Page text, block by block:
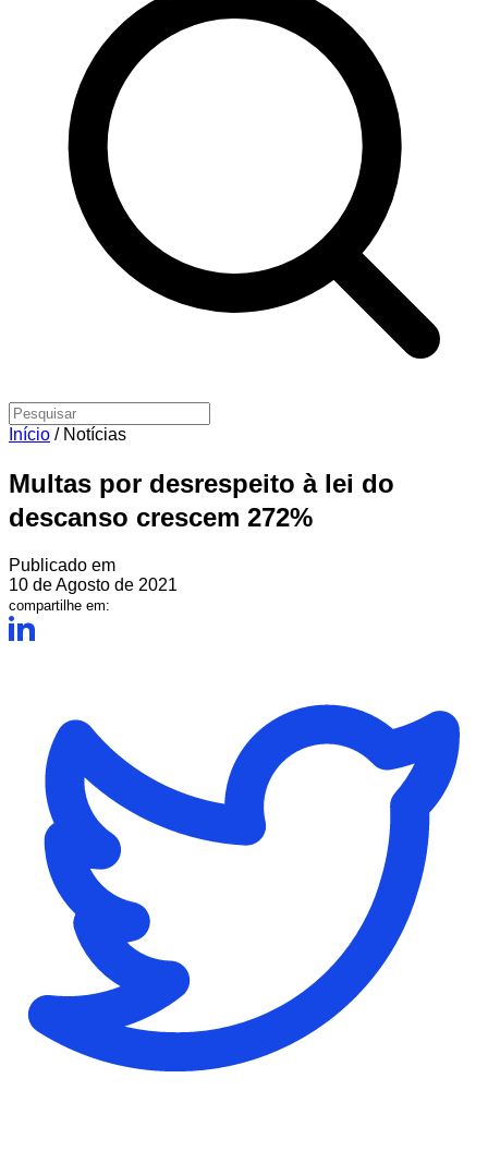
Início / Notícias
Multas por desrespeito à lei do
descanso crescem 272%
Publicado em
10 de Agosto de 2021
compartilhe em: